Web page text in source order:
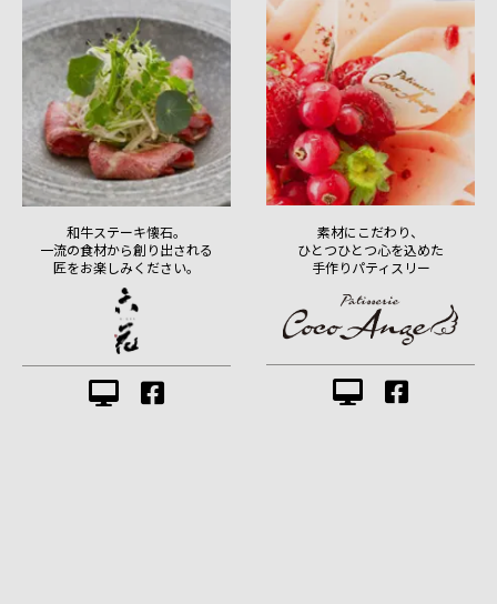
和牛ステーキ懐石。
一流の食材から創り出される
匠をお楽しみください。
素材にこだわり、
ひとつひとつ心を込めた
手作りパティスリー